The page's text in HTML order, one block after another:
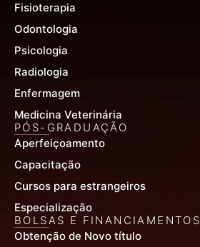
Fisioterapia
Odontologia
Psicologia
Radiologia
Enfermagem
Medicina Veterinária
PÓS-GRADUAÇÃO
Aperfeiçoamento
Capacitação
Cursos para estrangeiros
Especialização
BOLSAS E FINANCIAMENTOS
Obtenção de Novo título